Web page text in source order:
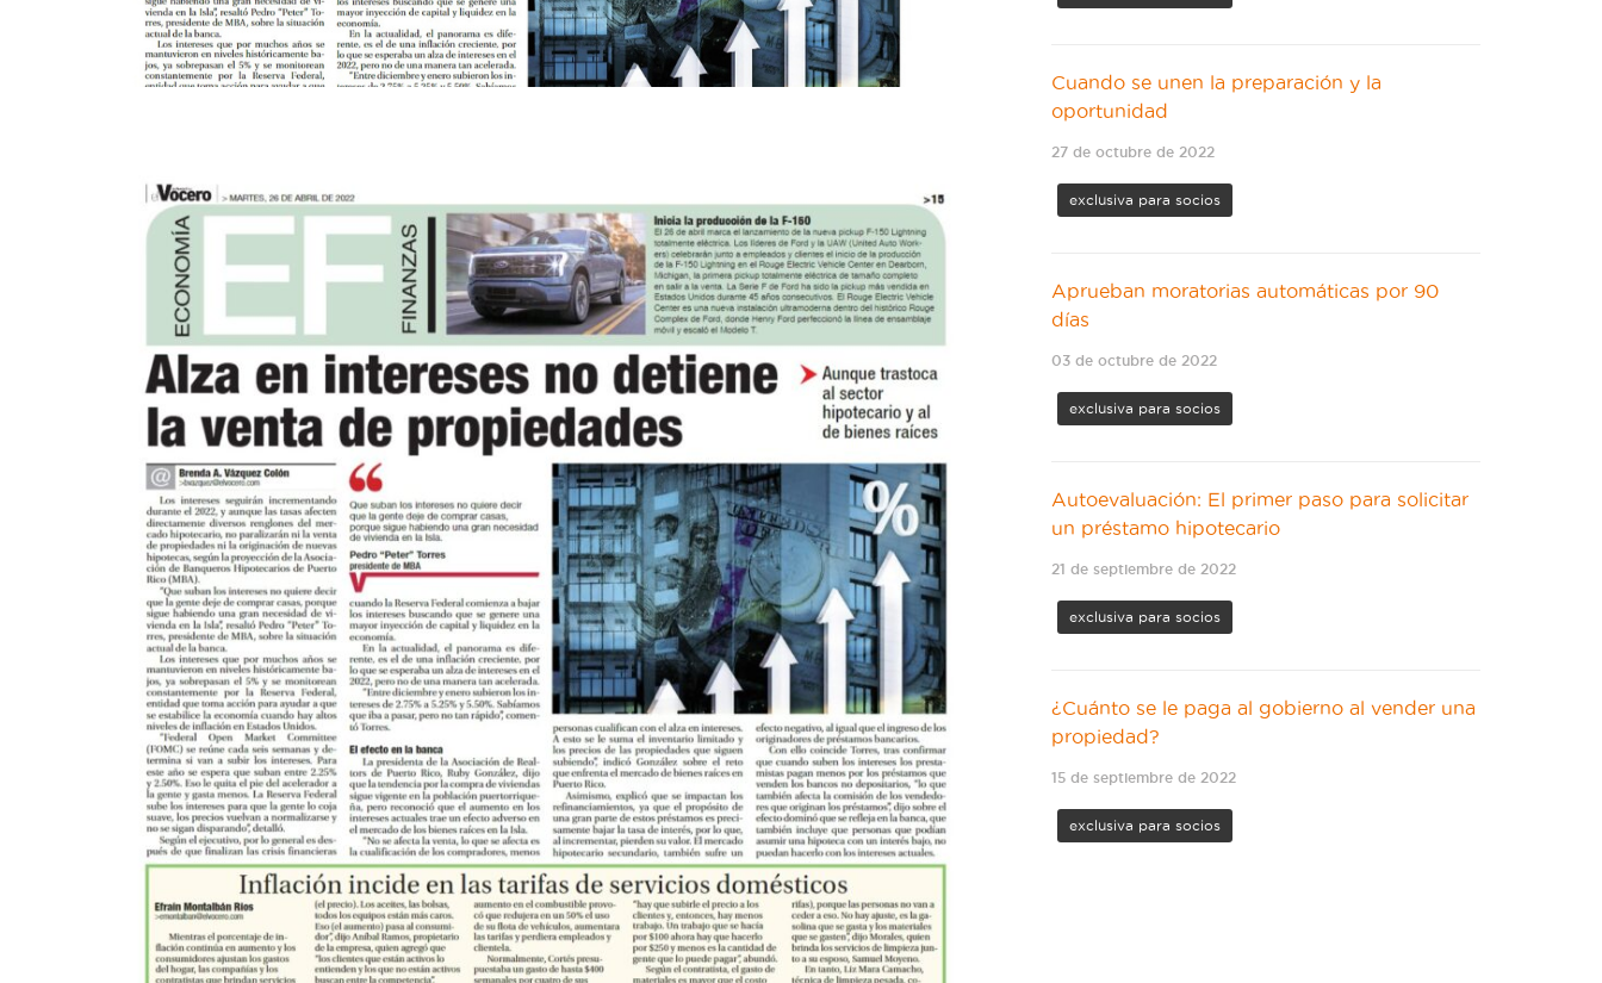
Cuando se unen la preparación y la
oportunidad
27 de octubre de 2022
exclusiva para socios
Aprueban moratorias automáticas por 90
días
03 de octubre de 2022
exclusiva para socios
Autoevaluación: El primer paso para solicitar
un préstamo hipotecario
21 de septiembre de 2022
exclusiva para socios
¿Cuánto se le paga al gobierno al vender una
propiedad?
15 de septiembre de 2022
exclusiva para socios